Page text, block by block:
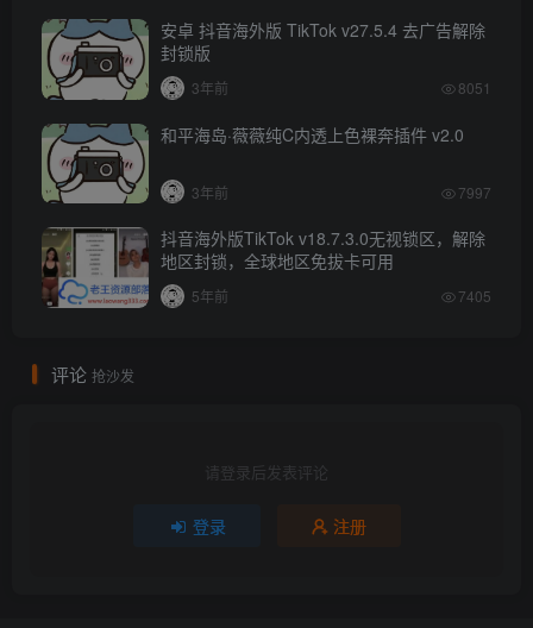
安卓 抖音海外版 TikTok v27.5.4 去广告解除
封锁版
3年前 8051
和平海岛·薇薇纯C内透上色裸奔插件 v2.0
3年前 7997
抖音海外版TikTok v18.7.3.0无视锁区，解除
地区封锁，全球地区免拔卡可用
5年前 7405
评论 抢沙发
请登录后发表评论
登录 注册